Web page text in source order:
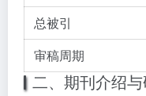
总被引
审稿周期
二、期刊介绍